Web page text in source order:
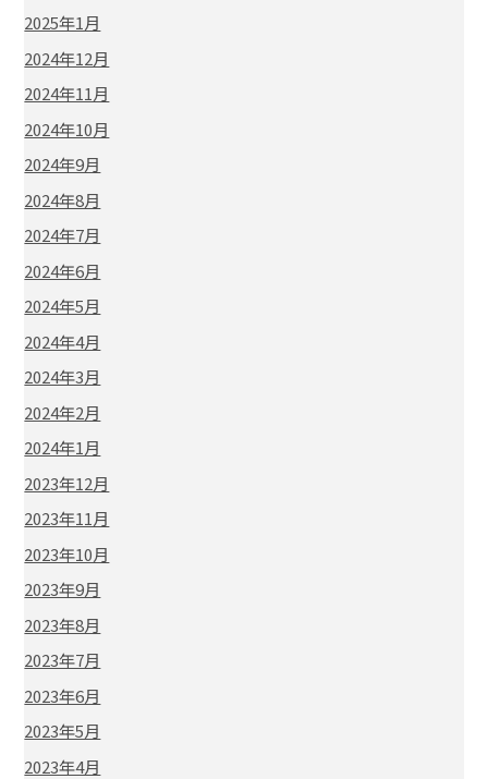
2025年1月
2024年12月
2024年11月
2024年10月
2024年9月
2024年8月
2024年7月
2024年6月
2024年5月
2024年4月
2024年3月
2024年2月
2024年1月
2023年12月
2023年11月
2023年10月
2023年9月
2023年8月
2023年7月
2023年6月
2023年5月
2023年4月